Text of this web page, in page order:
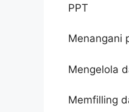
PPT
Menangani
Mengelola
Memfilling